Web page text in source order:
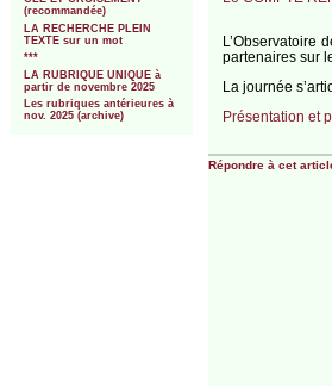
(recommandée)
LA RECHERCHE PLEIN
TEXTE sur un mot
***
LA RUBRIQUE UNIQUE à
partir de novembre 2025
Les rubriques antérieures à
nov. 2025 (archive)
partenaires sur
La journée
Présentation et
Répondre à cet